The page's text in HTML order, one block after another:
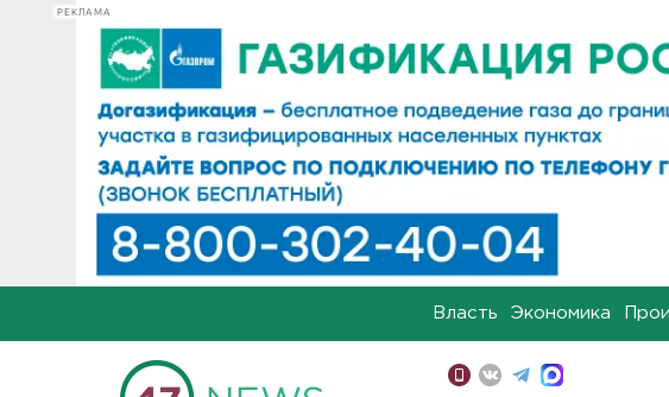
РЕКЛАМА
Власть Экономика